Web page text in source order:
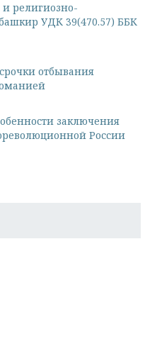
и религиозно-
УДК 39(470.57) ББК
отбывания
заключения
России